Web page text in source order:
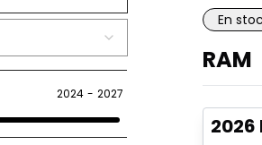
2024 - 2027
En
RAM
En
2026